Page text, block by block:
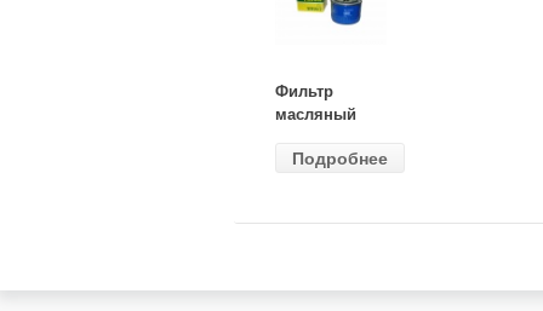
Фильтр
масляный
(MANN) W
Подробнее